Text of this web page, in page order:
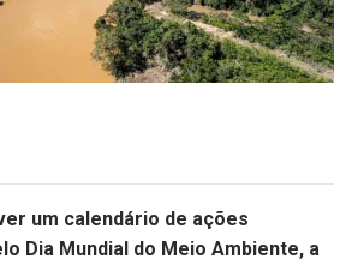
um calendário de ações
Dia Mundial do Meio Ambiente, a